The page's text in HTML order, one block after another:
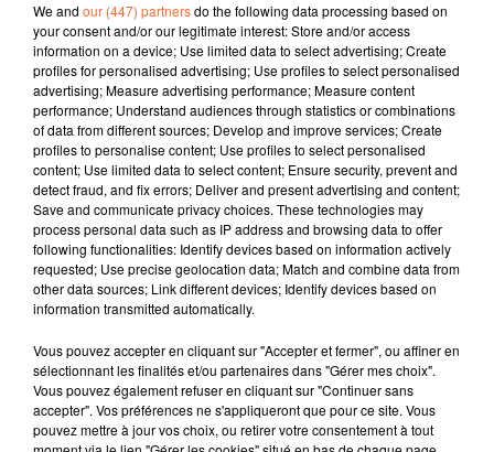
9 janvier 2023 - 13 min 2 sec
JOURNAL DU LUNDI 09 JANVIER (SOIR)
Fabien Gazeau
L'info près de chez vous
Présenté par Fabien Gazeau
- La réforme des retraites sera présentée demain par la
Première Ministre, mais on sait déjà que les syndicats
vont se mobiliser pour s'y opposer
- L'insee lance une nouvelle campagne de
recensement.
- Un débat mercredi sur la
complémentarité/concurrence entre l'agriculture
nourricière et celle qui produit de l'énergie
- A Courlay, le maire a présenté ses voeux samedi
We and our (447) partnersdo the following data processing based on
your consent and/or our legitimate interest: Store and/or access
information on a device; Use limited data to select advertising; Create
profiles for personalised advertising; Use profiles to select personalised
advertising; Measure advertising performance; Measure content
performance; Understand audiences through statistics or combinations
of data from different sources; Develop and improve services; Create
profiles to personalise content; Use profiles to select personalised
content; Use limited data to select content; Ensure security, prevent and
detect fraud, and fix errors; Deliver and present advertising and content;
Save and communicate privacy choices. These technologies may
process personal data such as IP address and browsing data to offer
following functionalities: Identify devices based on information actively
requested; Use precise geolocation data; Match and combine data from
other data sources; Link different devices; Identify devices based on
information transmitted automatically.
Vous pouvez accepter en cliquant sur "Accepter et fermer", ou affiner en
sélectionnant les finalités et/ou partenaires dans "Gérer mes choix".
Vous pouvez également refuser en cliquant sur "Continuer sans
accepter". Vos préférences ne s'appliqueront que pour ce site. Vous
pouvez mettre à jour vos choix, ou retirer votre consentement à tout